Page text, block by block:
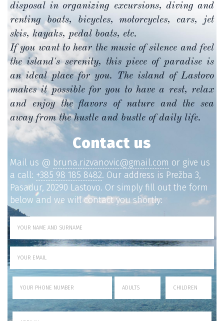
disposal in organizing excursions, diving and
renting boats, bicycles, motorcycles, cars, jet
skis, kayaks, pedal boats, etc.
If you want to hear the music of silence and feel
the island's serenity, this piece of paradise is
an ideal place for you. The island of Lastovo
makes it possible for you to have a rest, relax
and enjoy the flavors of nature and the sea
away from the hustle and bustle of daily life.
Contact us
Mail us @ bruna.rizvanovic@gmail.com or give us
a call: +385 98 185 8482. Our address is Prežba 3,
Pasadur, 20290 Lastovo. Or simply fill out the form
below and we will contact you shortly: